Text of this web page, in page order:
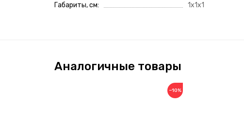
Габариты, см 1x1x1
Аналогичные товары
−10%